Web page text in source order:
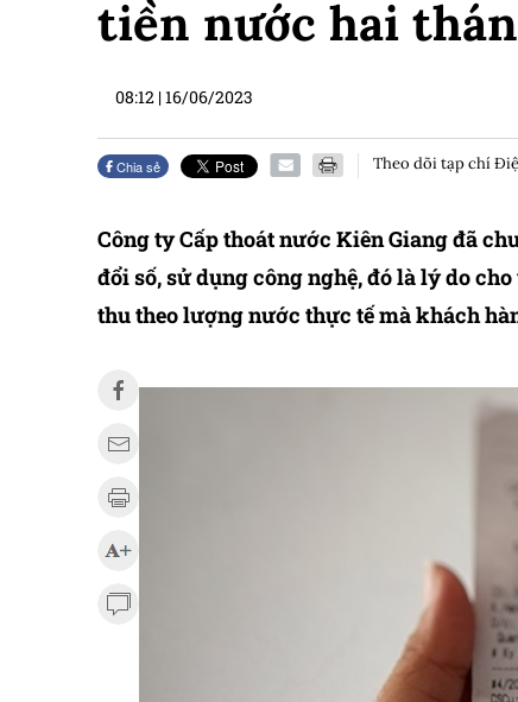
tiền nước hai
08:12 |16/06/2023
Chia sẻ Theo dõi tạp chí
Công ty Cấp thoát nước Kiên Giang đã
đổi số, sử dụng công nghệ, đó là lý do
thu theo lượng nước thực tế mà khách